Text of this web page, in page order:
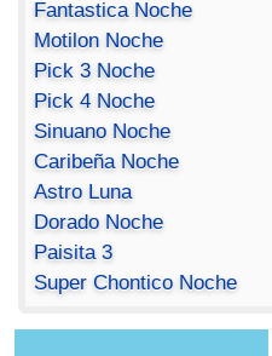
Fantastica Noche
Motilon Noche
Pick 3 Noche
Pick 4 Noche
Sinuano Noche
Caribeña Noche
Astro Luna
Dorado Noche
Paisita 3
Super Chontico Noche